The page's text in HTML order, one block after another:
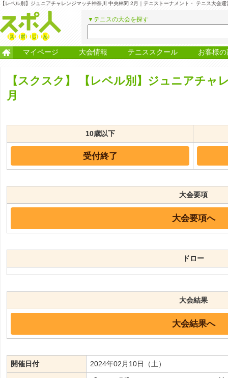
【レベル別】ジュニアチャレンジマッチ神奈川 中央林間 2月｜テニストーナメント・ テニス大会
▼テニスの大会を探す
マイページ 大会情報 テニススクール お客様の
【スクスク】
【レベル別】ジュニアチャ
月
10歳以下
受付終了
大会要項
大会要項へ
ドロー
大会結果
大会結果へ
開催日付 2024年02月10日（土）